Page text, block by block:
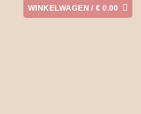
WINKELWAGEN /€ 0.00